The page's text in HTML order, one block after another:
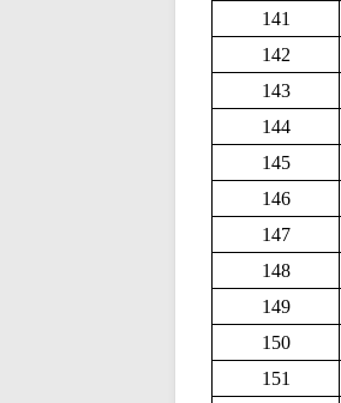
141
142
143
144
145
146
147
148
149
150
151